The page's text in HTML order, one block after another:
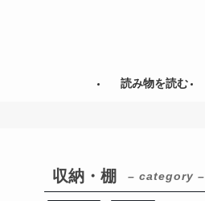
読み物を読む
収納・棚 – category –